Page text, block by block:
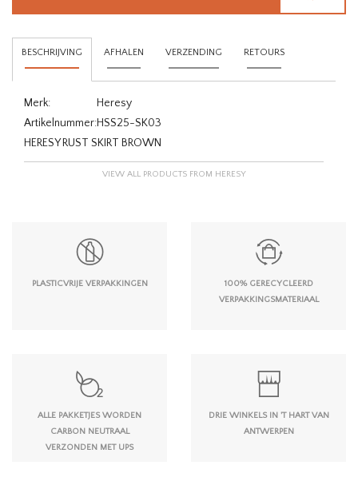
BESCHRIJVING AFHALEN VERZENDING RETOURS
Merk:
Heresy
Artikelnummer:HSS25-SK03
HERESY RUST SKIRT BROWN
VIEW ALL PRODUCTS FROM HERESY
PLASTICVRIJE VERPAKKINGEN
100% GERECYCLEERD
VERPAKKINGSMATERIAAL
ALLE PAKKETJES WORDEN
CARBON NEUTRAAL
VERZONDEN MET UPS
DRIE WINKELS IN 'T HART VAN
ANTWERPEN